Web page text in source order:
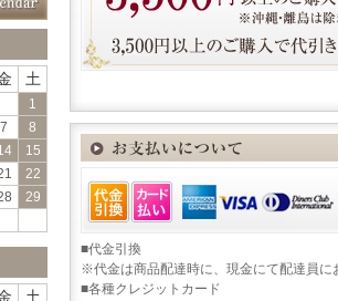
土
1
7
8
15
22
29
土
■代金引換
※代金は商品配達時に、現金にて配達員に
■各種クレジットカード